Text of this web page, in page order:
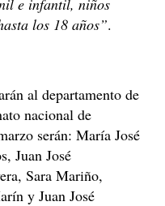
los 18 años”.
al departamento de
nacional de
serán: María José
Juan José
Sara Mariño,
y Juan José